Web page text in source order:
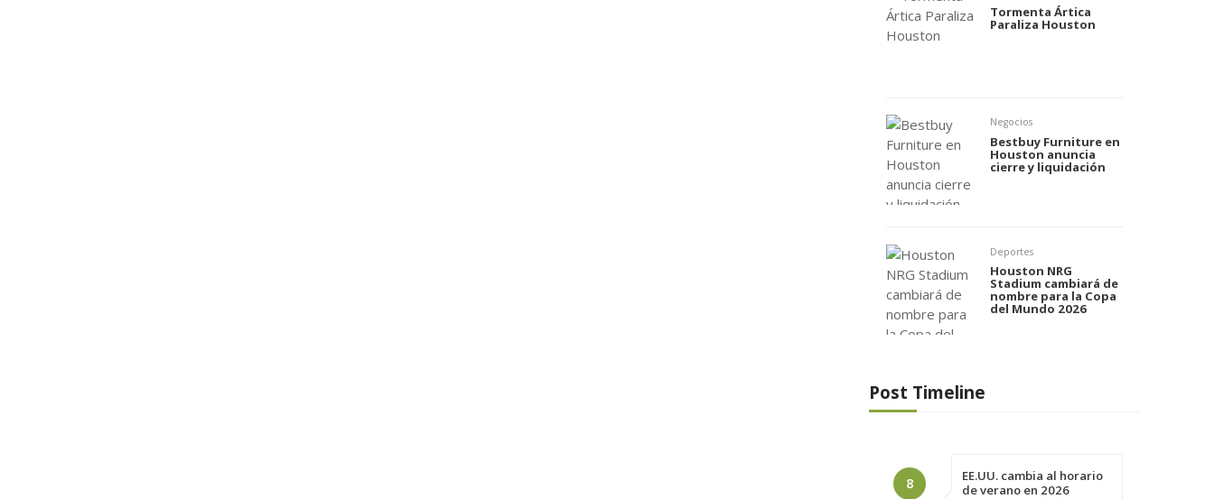
Tormenta Ártica
Paraliza Houston
Negocios
Bestbuy Furniture en
Houston anuncia
cierre y liquidación
Deportes
Houston NRG
Stadium cambiará de
nombre para la Copa
del Mundo 2026
Post Timeline
8
EE.UU. cambia al horario
de verano en 2026